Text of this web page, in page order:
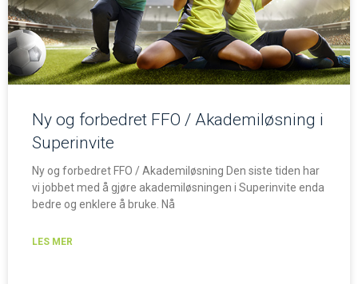
Ny og forbedret FFO / Akademiløsning i
Superinvite
Ny og forbedret FFO / Akademiløsning Den siste tiden har
vi jobbet med å gjøre akademiløsningen i Superinvite enda
bedre og enklere å bruke. Nå
LES MER